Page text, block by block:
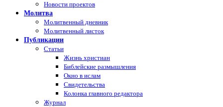
Новости проектов
Молитва
Молитвенный дневник
Молитвенный листок
Публикации
Статьи
Жизнь христиан
Библейские размышления
Окно в ислам
Свидетельства
Колонка главного редактора
Журнал